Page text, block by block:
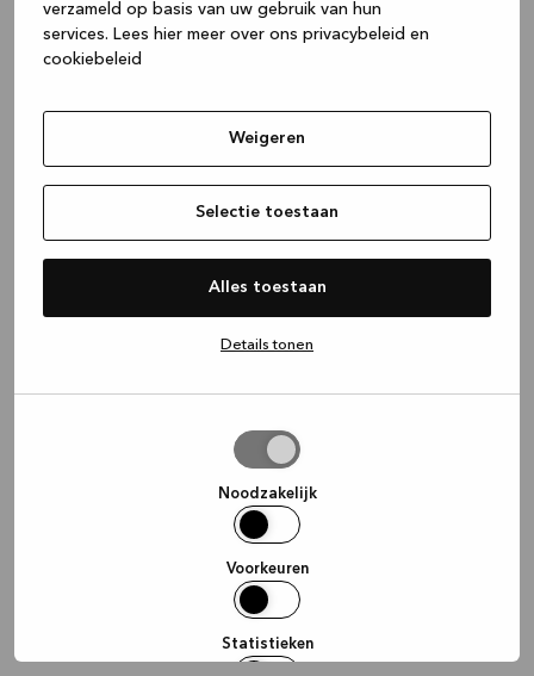
verzameld op basis van uw gebruik van hun
services. Lees hier meer over ons privacybeleid en
cookiebeleid
Weigeren
Selectie toestaan
Alles toestaan
Details tonen
Noodzakelijk
Voorkeuren
Statistieken
(see the browser console for more
information).